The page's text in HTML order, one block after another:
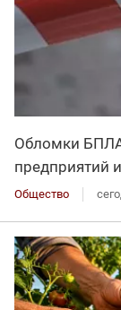
Обломки БПЛА
предприятий
Общество